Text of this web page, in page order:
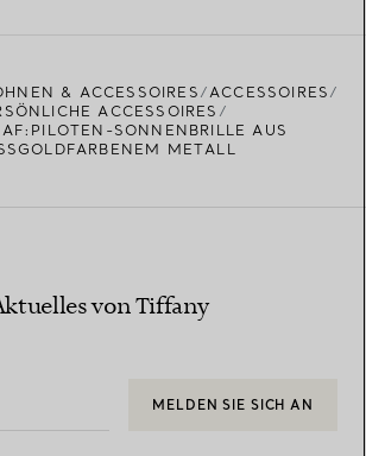
& ACCESSOIRES
ACCESSOIRES
ACCESSOIRES
SONNENBRILLE AUS
METALL
von Tiffany
MELDEN SIE SICH AN